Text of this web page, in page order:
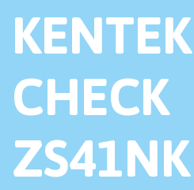
CHECK
ZS41NK